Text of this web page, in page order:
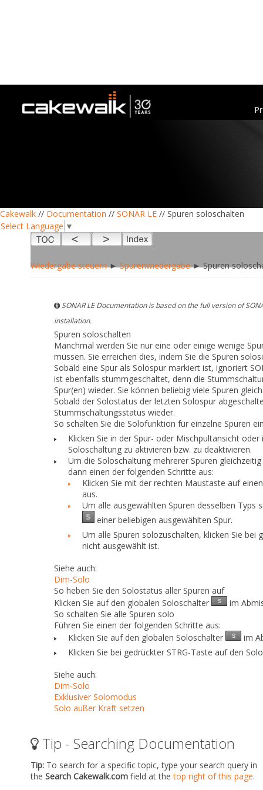
Cakewalk // Documentation // SONAR LE // Spuren soloschalten
Select Language ▼
Wiedergabe steuern►Spurenwiedergabe► Spuren
SONAR LE Documentation is based on the full version of
installation.
Spuren soloschalten
Manchmal werden Sie nur eine oder einige wenige
müssen. Sie erreichen dies, indem Sie die Spuren
Sobald eine Spur als Solospur markiert ist, ignoriert
ist ebenfalls stummgeschaltet, denn die
Spur(en) wieder. Sie können beliebig viele Spuren
Sobald der Solostatus der letzten Solospur
Stummschaltungsstatus wieder.
So schalten Sie die Solofunktion für einzelne Spuren
Klicken Sie in der Spur- oder Mischpultansicht
Soloschaltung zu aktivieren bzw. zu deaktivieren.
Um die Soloschaltung mehrerer Spuren
dann einen der folgenden Schritte aus:
Klicken Sie mit der rechten Maustaste auf
aus.
Um alle ausgewählten Spuren desselben Typs
einer beliebigen ausgewählten Spur.
Um alle Spuren solozuschalten, klicken Sie
nicht ausgewählt ist.
Siehe auch:
Dim-Solo
So heben Sie den Solostatus aller Spuren auf
Klicken Sie auf den globalen Soloschalter
im
So schalten Sie alle Spuren solo
Führen Sie einen der folgenden Schritte aus:
Klicken Sie auf den globalen Soloschalter
im
Klicken Sie bei gedrückter STRG-Taste auf den
Siehe auch:
Dim-Solo
Exklusiver Solomodus
Solo außer Kraft setzen
Tip - Searching Documentation
Tip: To search for a specific topic, type your search query in
the Search Cakewalk.com field at thetop right of this page.